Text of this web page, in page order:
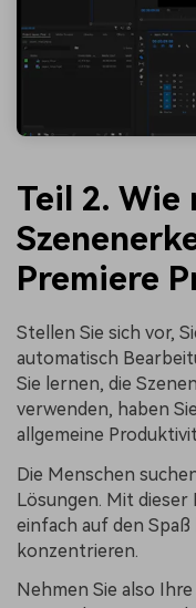
Teil 2. Wie
Premiere
Stellen Sie sich vor,
automatisch
Sie lernen, die
verwenden, haben
allgemeine
Die Menschen
Lösungen. Mit dieser
einfach auf den
konzentrieren.
Nehmen Sie also